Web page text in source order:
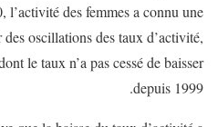
l’activité des femmes a connu une
oscillations des taux d’activité,
le taux n’a pas cessé de baisser
depuis 1999.